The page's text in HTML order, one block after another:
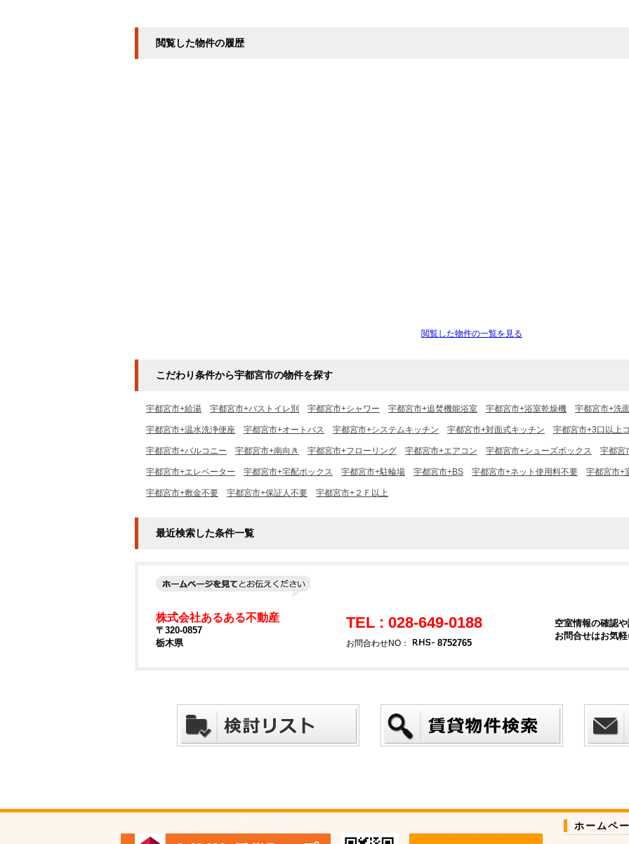
閲覧した物件の履歴
閲覧した物件の一覧を見る
こだわり条件から宇都宮市の物件を探す
宇都宮市+給湯 宇都宮市+バストイレ別 宇都宮市+シャワー 宇都宮市+追焚機能浴室 宇都宮市+浴室乾燥機 宇都宮市+洗
宇都宮市+温水洗浄便座 宇都宮市+オートバス 宇都宮市+システムキッチン 宇都宮市+対面式キッチン 宇都宮市+3口以上
宇都宮市+バルコニー 宇都宮市+南向き 宇都宮市+フローリング 宇都宮市+エアコン 宇都宮市+シューズボックス 宇都宮
宇都宮市+エレベーター 宇都宮市+宅配ボックス 宇都宮市+駐輪場 宇都宮市+BS 宇都宮市+ネット使用料不要 宇都宮市+
宇都宮市+敷金不要 宇都宮市+保証人不要 宇都宮市+２Ｆ以上
最近検索した条件一覧
株式会社あるある不動産
〒320-0857
栃木県
TEL : 028-649-0188
お問合わせNO： 8752765
空室情報の確認
お問合せはお気
ホームペ